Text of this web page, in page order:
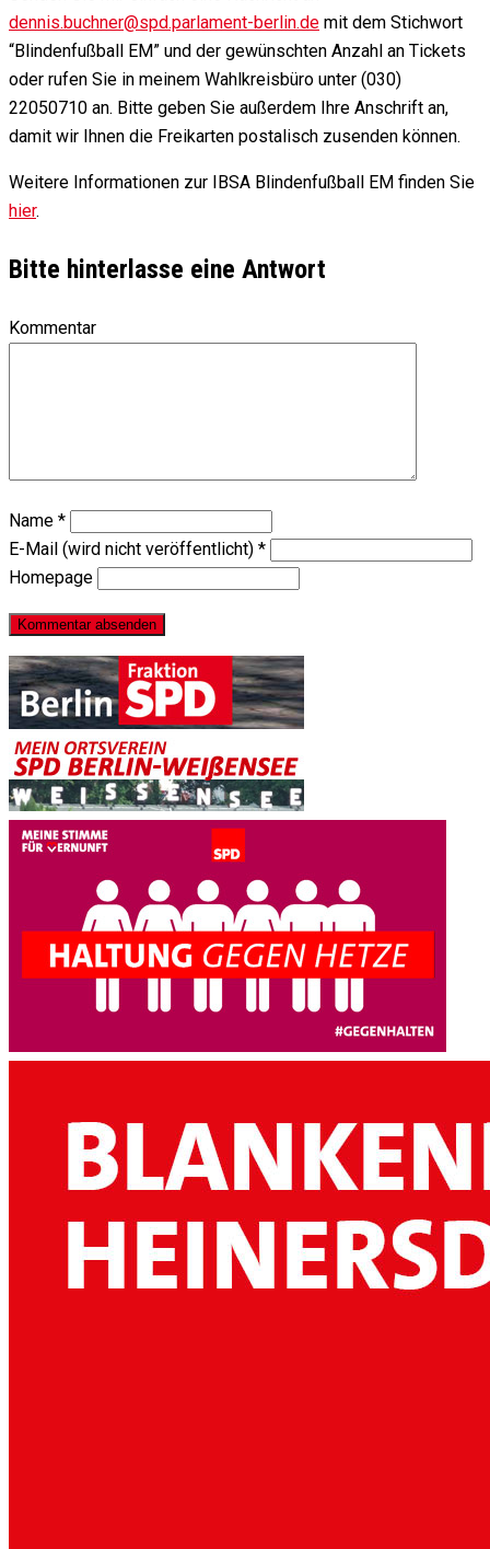
dennis.buchner@spd.parlament-berlin.de mit dem Stichwort
“Blindenfußball EM” und der gewünschten Anzahl an Tickets
oder rufen Sie in meinem Wahlkreisbüro unter (030)
22050710 an. Bitte geben Sie außerdem Ihre Anschrift an,
damit wir Ihnen die Freikarten postalisch zusenden können.
Weitere Informationen zur IBSA Blindenfußball EM finden Sie
hier.
Bitte hinterlasse eine Antwort
Kommentar
Name *
E-Mail (wird nicht veröffentlicht) *
Homepage